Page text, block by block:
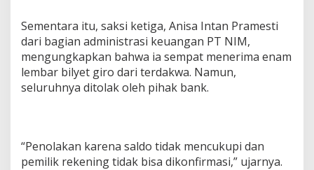
Sementara itu, saksi ketiga, Anisa Intan Pramesti
dari bagian administrasi keuangan PT NIM,
mengungkapkan bahwa ia sempat menerima enam
lembar bilyet giro dari terdakwa. Namun,
seluruhnya ditolak oleh pihak bank.
“Penolakan karena saldo tidak mencukupi dan
pemilik rekening tidak bisa dikonfirmasi,” ujarnya.